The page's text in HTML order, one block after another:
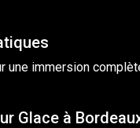
immersion
Glace à